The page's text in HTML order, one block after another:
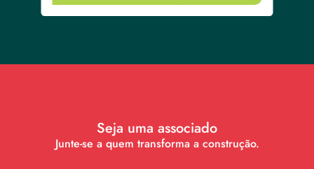
Seja uma associado
Junte-se a quem transforma a construção.